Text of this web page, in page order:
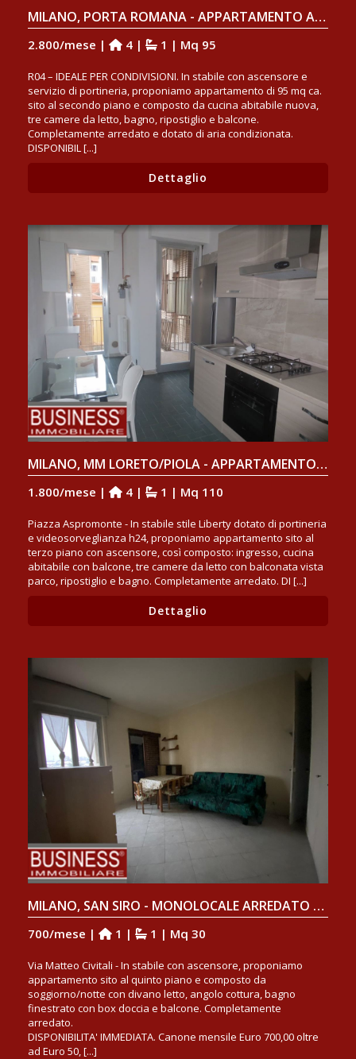
MILANO, PORTA ROMANA - APPARTAMENTO ARREDATO CON TRE CAMERE DA LETTO E BALCONE
2.800/mese | 4 | 1 | Mq 95
R04 – IDEALE PER CONDIVISIONI. In stabile con ascensore e
servizio di portineria, proponiamo appartamento di 95 mq ca.
sito al secondo piano e composto da cucina abitabile nuova,
tre camere da letto, bagno, ripostiglio e balcone.
Completamente arredato e dotato di aria condizionata.
DISPONIBIL [...]
Dettaglio
MILANO, MM LORETO/PIOLA - APPARTAMENTO ARREDATO CON TRE CAMERE DA LETTO
1.800/mese | 4 | 1 | Mq 110
Piazza Aspromonte - In stabile stile Liberty dotato di portineria
e videosorveglianza h24, proponiamo appartamento sito al
terzo piano con ascensore, così composto: ingresso, cucina
abitabile con balcone, tre camere da letto con balconata vista
parco, ripostiglio e bagno. Completamente arredato. DI [...]
Dettaglio
MILANO, SAN SIRO - MONOLOCALE ARREDATO CON BALCONE
700/mese | 1 | 1 | Mq 30
Via Matteo Civitali - In stabile con ascensore, proponiamo
appartamento sito al quinto piano e composto da
soggiorno/notte con divano letto, angolo cottura, bagno
finestrato con box doccia e balcone. Completamente
arredato.
DISPONIBILITA' IMMEDIATA. Canone mensile Euro 700,00 oltre
ad Euro 50, [...]